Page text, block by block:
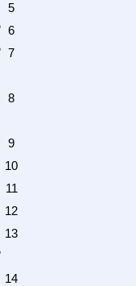
5
6
7
8
9
10
11
12
13
14